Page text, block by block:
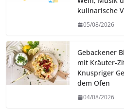
kulinarische
05/08/2026
Gebackener
mit Kräuter-
Knuspriger
dem Ofen
04/08/2026